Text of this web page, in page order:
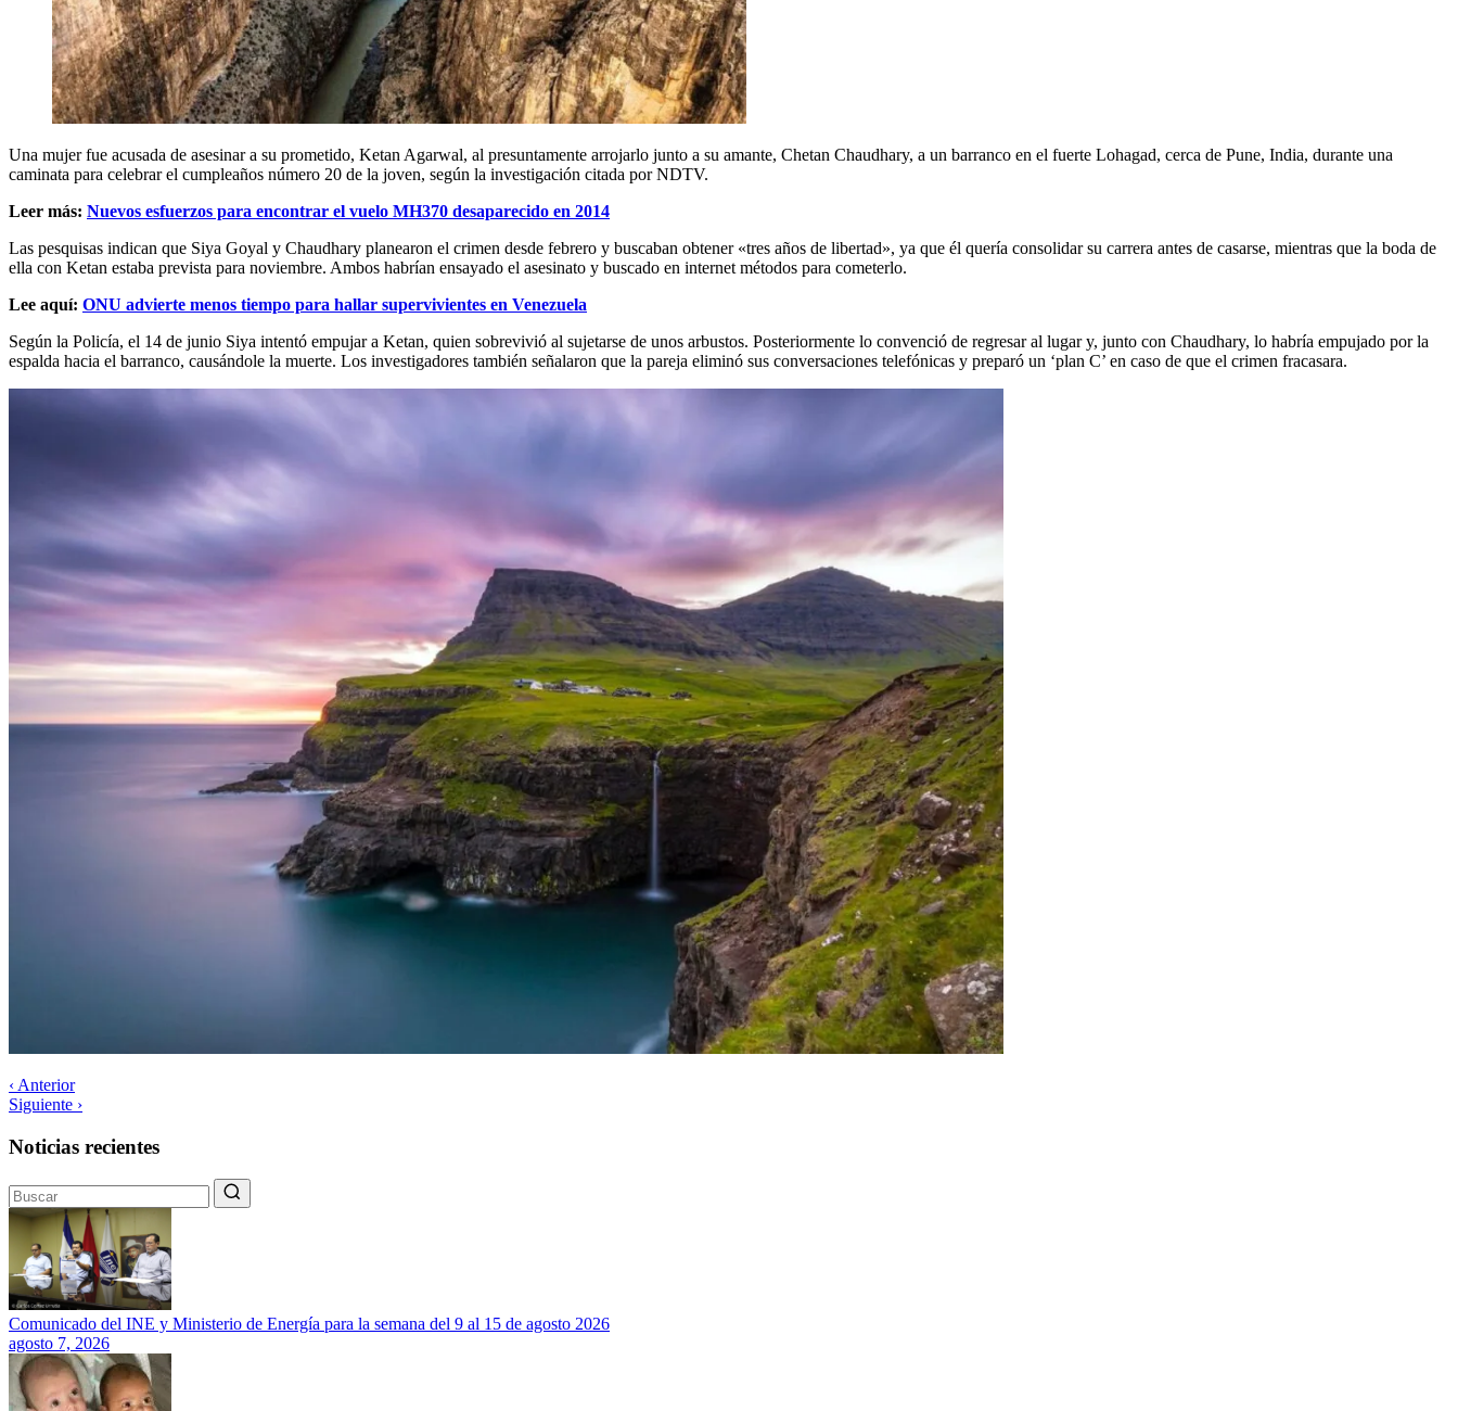
Una mujer fue acusada de asesinar a su prometido, Ketan Agarwal, al presuntamente arrojarlo junto a su amante, Chetan Chaudhary, a un barranco en el fuerte Lohagad, cerca de Pune, India, durante una
caminata para celebrar el cumpleaños número 20 de la joven, según la investigación citada por NDTV.
Leer más: Nuevos esfuerzos para encontrar el vuelo MH370 desaparecido en 2014
Las pesquisas indican que Siya Goyal y Chaudhary planearon el crimen desde febrero y buscaban obtener «tres años de libertad», ya que él quería consolidar su carrera antes de casarse, mientras que la boda de
ella con Ketan estaba prevista para noviembre. Ambos habrían ensayado el asesinato y buscado en internet métodos para cometerlo.
Lee aquí: ONU advierte menos tiempo para hallar supervivientes en Venezuela
Según la Policía, el 14 de junio Siya intentó empujar a Ketan, quien sobrevivió al sujetarse de unos arbustos. Posteriormente lo convenció de regresar al lugar y, junto con Chaudhary, lo habría empujado por la
espalda hacia el barranco, causándole la muerte. Los investigadores también señalaron que la pareja eliminó sus conversaciones telefónicas y preparó un ‘plan C’ en caso de que el crimen fracasara.
‹ Anterior
Siguiente ›
Noticias recientes
Comunicado del INE y Ministerio de Energía para la semana del 9 al 15 de agosto 2026
agosto 7, 2026